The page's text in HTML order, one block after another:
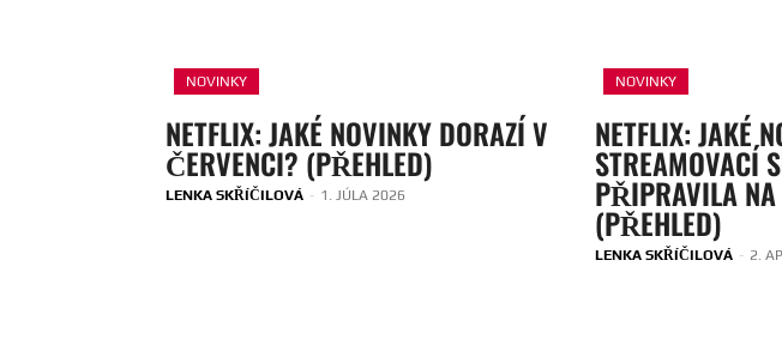
NOVINKY
NETFLIX: JAKÉ NOVINKY DORAZÍ V
ČERVENCI? (PŘEHLED)
LENKA SKŘÍČILOVÁ - 1. JÚLA 2026
NOVINKY
NETFLIX: JAKÉ
STREAMOVACÍ
PŘIPRAVILA
(PŘEHLED)
LENKA SKŘÍČILOVÁ - 2.